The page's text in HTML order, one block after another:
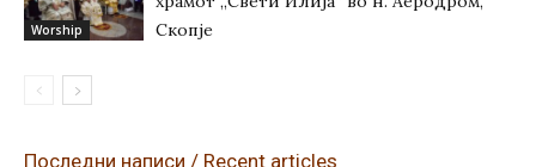
Worship
Скопје
Последни написи / Recent articles